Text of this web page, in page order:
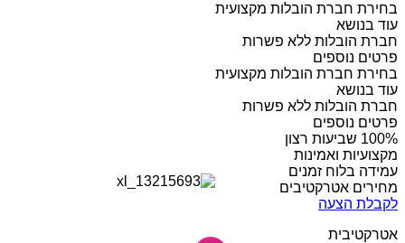
בחירת חברת הובלות מקצועית
עוד בנושא
חברת הובלות ללא פשרות
פרטים נוספים
בחירת חברת הובלות מקצועית
עוד בנושא
חברת הובלות ללא פשרות
פרטים נוספים
מקצועיות ואמינות
עמידה בלוח זמנים
מחירים אטרקטיבים
לקבלת הצעה
אטרקטיבית